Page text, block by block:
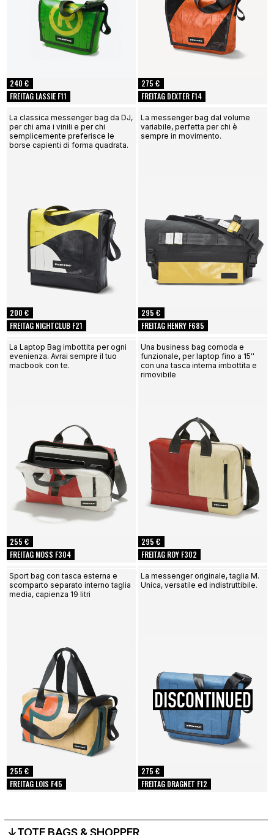
FREITAG LASSIE F11
240 €
FREITAG DEXTER F14
275 €
FREITAG NIGHTCLUB F21
200 €
La classica messenger bag da DJ,
per chi ama i vinili e per chi
semplicemente preferisce le
borse capienti di forma quadrata.
FREITAG HENRY F685
295 €
La messenger bag dal volume
variabile, perfetta per chi è
sempre in movimento.
FREITAG MOSS F304
255 €
La Laptop Bag imbottita per ogni
evenienza. Avrai sempre il tuo
macbook con te.
FREITAG ROY F302
295 €
Una business bag comoda e
funzionale, per laptop fino a 15''
con una tasca interna imbottita e
rimovibile
FREITAG LOIS F45
255 €
Sport bag con tasca esterna e
scomparto separato interno taglia
media, capienza 19 litri
FREITAG DRAGNET F12
275 €
La messenger originale, taglia M.
Unica, versatile ed indistruttibile.
↓TOTE BAGS & SHOPPER